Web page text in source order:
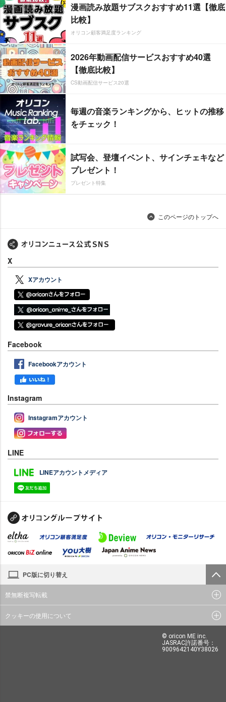
漫画読み放題サブスクおすすめ11選【徹底
比較】
オリコン顧客満足度ランキング
2026年動画配信サービスおすすめ40選
【徹底比較】
CS動画配信サービス20選
毎週の音楽ランキングから、ヒットの推移
をチェック！
試写会、登壇イベント、サインチェキなど
プレゼント！
プレゼント特集
このページのトップへ
X
Xアカウント
Facebook
Facebookアカウント
Instagram
Instagramアカウント
LINE
LINEアカウントメディア
PC版に切り替え
禁無断複写転載
クッキーの使用について
© oricon ME inc.
JASRAC許諾番号：
9009642140Y38026